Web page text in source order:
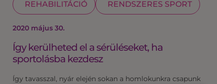
REHABILITÁCIÓ RENDSZERES SPORT
2020 május 30.
Így kerülheted el a sérüléseket, ha
sportolásba kezdesz
Így tavasszal, nyár elején sokan a homlokunkra csapunk